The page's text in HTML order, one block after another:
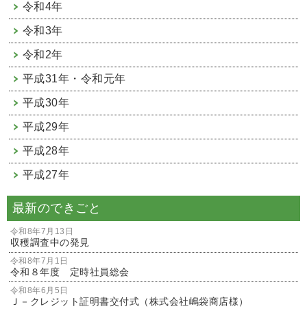
令和4年
令和3年
令和2年
平成31年・令和元年
平成30年
平成29年
平成28年
平成27年
最新のできごと
令和8年7月13日
収穫調査中の発見
令和8年7月1日
令和８年度 定時社員総会
令和8年6月5日
Ｊ－クレジット証明書交付式（株式会社嶋袋商店様）